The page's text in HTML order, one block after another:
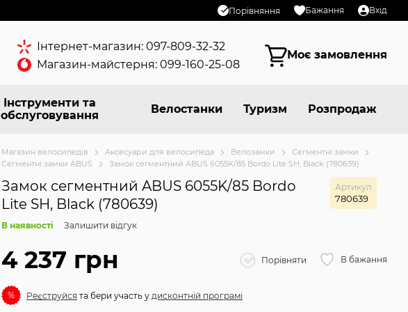
Порівняння Бажання Вхід
Інтернет-магазин: 097-809-32-32
Магазин-майстерня: 099-160-25-08
Моє замовлення
Інструменти та
обслуговування
Велостанки Туризм Розпродаж
Магазин велосипедів Аксесуари для велосипеда Велозамки
Сегментні замки
Сегментні замки ABUS
Замок сегментний ABUS 6055K/85 Bordo Lite SH, Black (780639)
Замок сегментний ABUS 6055K/85 Bordo
Lite SH, Black (780639)
Артикул
780639
В наявності Залишити відгук
4 237 грн Порівняти В бажання
% Реєструйся та бери участь у дисконтній програмі